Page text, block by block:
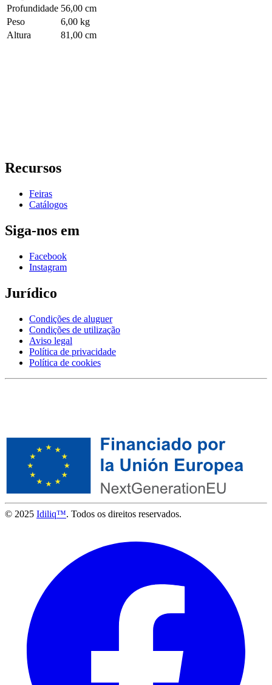
Profundidade 56,00 cm
Peso
6,00 kg
Altura
81,00 cm
Recursos
Feiras
Catálogos
Siga-nos em
Facebook
Instagram
Jurídico
Condições de aluguer
Condições de utilização
Aviso legal
Política de privacidade
Política de cookies
© 2025 Idiliq™. Todos os direitos reservados.